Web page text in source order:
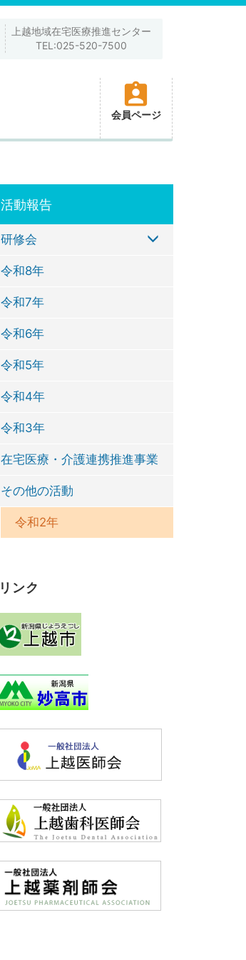
上越地域在宅医療推進センター
TEL:025-520-7500
会員ページ
活動報告
研修会
令和8年
令和7年
令和6年
令和5年
令和4年
令和3年
在宅医療・介護連携推進事業
その他の活動
令和2年
リンク